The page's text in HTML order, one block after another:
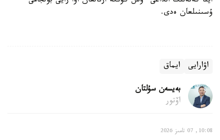
ۇسىنىلعان ەدى.
اۋارايى ايماق
بەيسەن سۇلتان
اۆتور
10:08, 07 تامىز 2026